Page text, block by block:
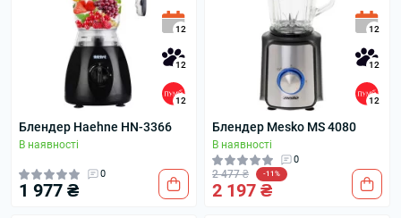
12
12
12
Блендер Haehne HN-3366
В наявності
0
1 977 ₴
12
12
12
Блендер Mesko MS 4080
В наявності
0
2 477 ₴ -11%
2 197 ₴